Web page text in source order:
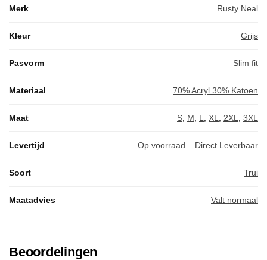
Merk Rusty Neal
Kleur Grijs
Pasvorm Slim fit
Materiaal 70% Acryl 30% Katoen
Maat S M L XL 2XL 3XL
Levertijd Op voorraad – Direct Leverbaar
Soort Trui
Maatadvies Valt normaal
Beoordelingen